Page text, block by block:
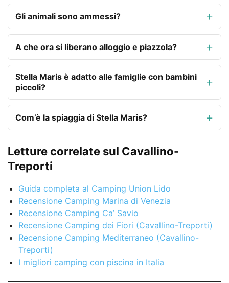
Gli animali sono ammessi?
A che ora si liberano alloggio e piazzola?
Stella Maris è adatto alle famiglie con bambini
piccoli?
Com’è la spiaggia di Stella Maris?
Letture correlate sul Cavallino-
Treporti
Guida completa al Camping Union Lido
Recensione Camping Marina di Venezia
Recensione Camping Ca’ Savio
Recensione Camping dei Fiori (Cavallino-Treporti)
Recensione Camping Mediterraneo (Cavallino-
Treporti)
I migliori camping con piscina in Italia